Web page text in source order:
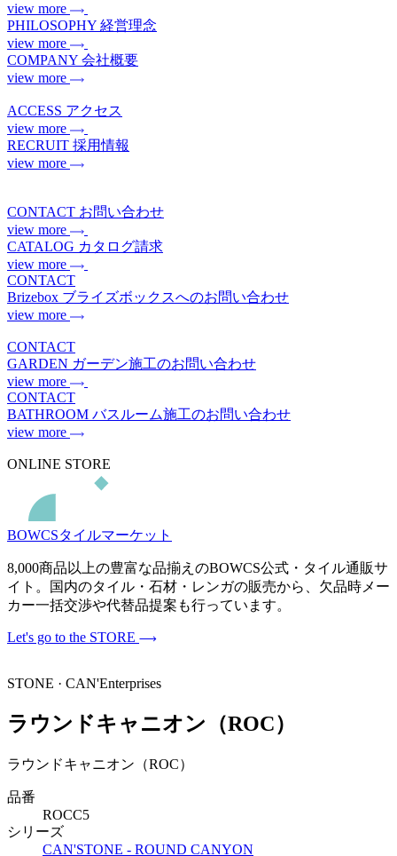
view more
PHILOSOPHY 経営理念
view more
COMPANY 会社概要
view more
ACCESS アクセス
view more
RECRUIT 採用情報
view more
CONTACT お問い合わせ
view more
CATALOG カタログ請求
view more
CONTACT
Brizebox ブライズボックスへのお問い合わせ
view more
CONTACT
GARDEN ガーデン施工のお問い合わせ
view more
CONTACT
BATHROOM バスルーム施工のお問い合わせ
view more
ONLINE STORE
BOWCSタイルマーケット
8,000商品以上の豊富な品揃えのBOWCS公式・タイル通販サ
イト。国内のタイル・石材・レンガの販売から、欠品時メー
カー一括交渉や代替品提案も行っています。
Let's go to the STORE
STONE · CAN'Enterprises
ラウンドキャニオン（ROC）
ラウンドキャニオン（ROC）
品番
ROCC5
シリーズ
CAN'STONE - ROUND CANYON